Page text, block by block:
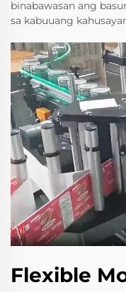
binabawasan ang
sa kabuuang
Flexible